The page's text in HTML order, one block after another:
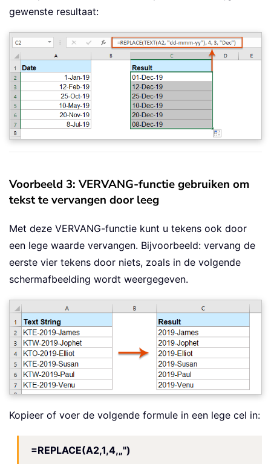
gewenste resultaat:
Voorbeeld 3: VERVANG-functie gebruiken om
tekst te vervangen door leeg
Met deze VERVANG-functie kunt u tekens ook door
een lege waarde vervangen. Bijvoorbeeld: vervang de
eerste vier tekens door niets, zoals in de volgende
schermafbeelding wordt weergegeven.
Kopieer of voer de volgende formule in een lege cel in:
=REPLACE(A2,1,4,„")